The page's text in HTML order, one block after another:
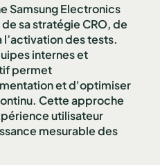
Samsung Electronics
sa stratégie CRO, de
l’activation des tests.
internes et
permet
et d'optimiser
Cette approche
utilisateur
mesurable des